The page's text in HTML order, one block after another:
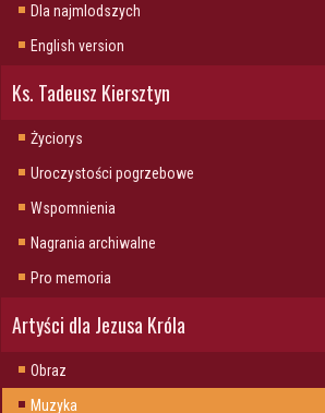
Dla najmlodszych
English version
Ks. Tadeusz Kiersztyn
Życiorys
Uroczystości pogrzebowe
Wspomnienia
Nagrania archiwalne
Pro memoria
Artyści dla Jezusa Króla
Obraz
Muzyka